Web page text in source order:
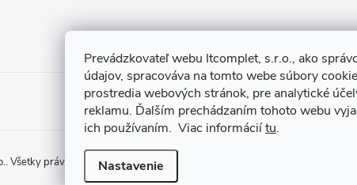
Prevádzkovateľ webu Itcomplet, s.r.o., ako
údajov, spracováva na tomto webe súbory
prostredia webových stránok, pre analytické
reklamu. Ďalším prechádzaním tohoto webu
ich používaním. Viac informáciítu.
Nastavenie
. Všetky práva vyhradené.Upraviť nastavenie cookies